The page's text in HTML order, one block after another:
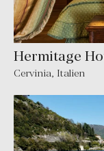
Hermitage
Cervinia, Italien